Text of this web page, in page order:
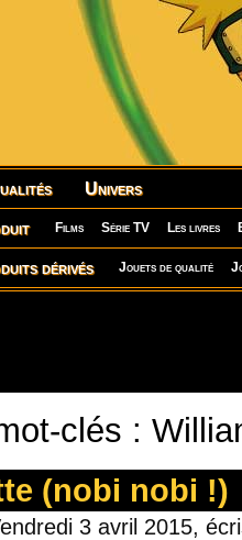
Univers
Films Série TV Les livres
dérivés Jouets de qualité
clés :
(nobi nobi !)
3 avril 2015,